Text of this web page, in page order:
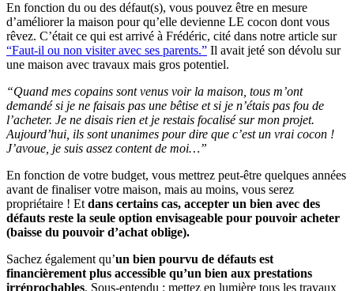
En fonction du ou des défaut(s), vous pouvez être en mesure
d’améliorer la maison pour qu’elle devienne LE cocon dont vous
rêvez. C’était ce qui est arrivé à Frédéric, cité dans notre article sur
“Faut-il ou non visiter avec ses parents.” Il avait jeté son dévolu sur
une maison avec travaux mais gros potentiel.
“Quand mes copains sont venus voir la maison, tous m’ont
demandé si je ne faisais pas une bêtise et si je n’étais pas fou de
l’acheter. Je ne disais rien et je restais focalisé sur mon projet.
Aujourd’hui, ils sont unanimes pour dire que c’est un vrai cocon !
J’avoue, je suis assez content de moi…”
En fonction de votre budget, vous mettrez peut-être quelques années
avant de finaliser votre maison, mais au moins, vous serez
propriétaire ! Etdans certains cas, accepter un bien avec des
défauts reste la seule option envisageable pour pouvoir acheter
(baisse du pouvoir d’achat oblige).
Sachez également qu’un bien pourvu de défauts est
financièrement plus accessible qu’un bien aux prestations
irréprochables. Sous-entendu : mettez en lumière tous les travaux